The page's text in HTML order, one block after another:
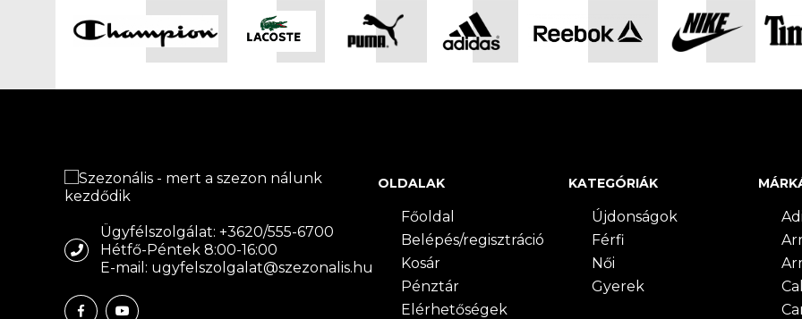
Ügyfélszolgálat: +3620/555-6700
Hétfő-Péntek 8:00-16:00
E-mail: ugyfelszolgalat@szezonalis.hu
OLDALAK
Főoldal
Belépés/regisztráció
Kosár
Pénztár
Elérhetőségek
KATEGÓRIÁK
Újdonságok
Férfi
Női
Gyerek